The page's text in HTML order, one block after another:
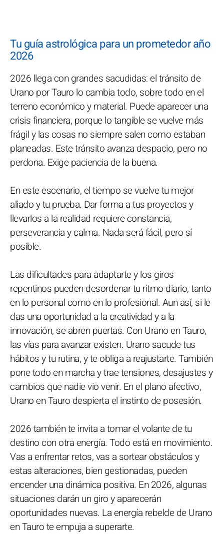
Tu guía astrológica para un prometedor año
2026
2026 llega con grandes sacudidas: el tránsito de
Urano por Tauro lo cambia todo, sobre todo en el
terreno económico y material. Puede aparecer una
crisis financiera, porque lo tangible se vuelve más
frágil y las cosas no siempre salen como estaban
planeadas. Este tránsito avanza despacio, pero no
perdona. Exige paciencia de la buena.
En este escenario, el tiempo se vuelve tu mejor
aliado y tu prueba. Dar forma a tus proyectos y
llevarlos a la realidad requiere constancia,
perseverancia y calma. Nada será fácil, pero sí
posible.
Las dificultades para adaptarte y los giros
repentinos pueden desordenar tu ritmo diario, tanto
en lo personal como en lo profesional. Aun así, si le
das una oportunidad a la creatividad y a la
innovación, se abren puertas. Con Urano en Tauro,
las vías para avanzar existen. Urano sacude tus
hábitos y tu rutina, y te obliga a reajustarte. También
pone todo en marcha y trae tensiones, desajustes y
cambios que nadie vio venir. En el plano afectivo,
Urano en Tauro despierta el instinto de posesión.
2026 también te invita a tomar el volante de tu
destino con otra energía. Todo está en movimiento.
Vas a enfrentar retos, vas a sortear obstáculos y
estas alteraciones, bien gestionadas, pueden
encender una dinámica positiva. En 2026, algunas
situaciones darán un giro y aparecerán
oportunidades nuevas. La energía rebelde de Urano
en Tauro te empuja a superarte.